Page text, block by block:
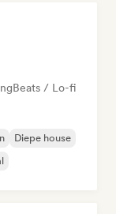
Beats / Lo-fi
Diepe house